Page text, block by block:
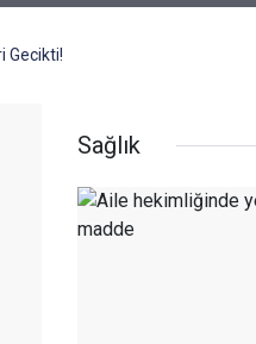
Gecikti!
Sağlık